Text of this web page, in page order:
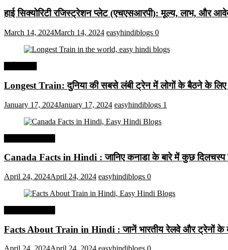
हाई सिक्योरिटी रजिस्ट्रेशन प्लेट (एचएसआरपी): मूल्य, लाभ, और
March 14, 2024March 14, 2024 easyhindiblogs 0
Longest Train: दुनिया की सबसे लंबी ट्रेन में लोगों के बैठने के
January 17, 2024January 17, 2024 easyhindiblogs 1
Canada Facts in Hindi : जानिए कनाडा के बारे में कुछ दिलचस्प
April 24, 2024April 24, 2024 easyhindiblogs 0
Facts About Train in Hindi : जानें भारतीय रेलवे और ट्रेनों के